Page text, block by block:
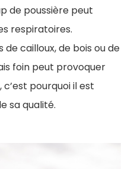
de poussière peut
respiratoires.
cailloux, de bois ou de
foin peut provoquer
pourquoi il est
sa qualité.